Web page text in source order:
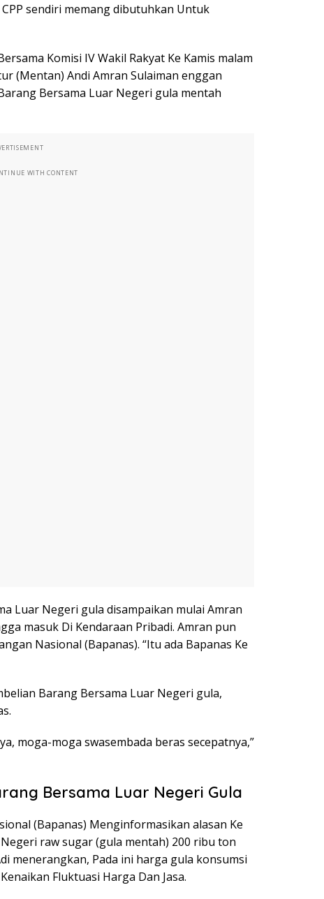
sendiri memang dibutuhkan Untuk
Komisi IV Wakil Rakyat Ke Kamis malam
(Mentan) Andi Amran Sulaiman enggan
Bersama Luar Negeri gula mentah
WITH CONTENT
Luar Negeri gula disampaikan mulai Amran
masuk Di Kendaraan Pribadi. Amran pun
Nasional (Bapanas). “Itu ada Bapanas Ke
Barang Bersama Luar Negeri gula,
moga-moga swasembada beras secepatnya,”
Bersama Luar Negeri Gula
(Bapanas) Menginformasikan alasan Ke
raw sugar (gula mentah) 200 ribu ton
menerangkan, Pada ini harga gula konsumsi
Fluktuasi Harga Dan Jasa.